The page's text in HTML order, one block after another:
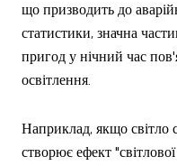
що призводить до
статистики, значна
пригод у нічний час
освітлення.
Наприклад, якщо світло
створює ефект